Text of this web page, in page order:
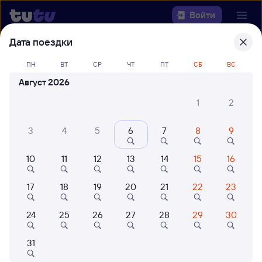
Войти
билеты Китаб — Ташкент Пасс
Центр.
42 млн путешествуют с
Откуда
Когда
Кто едет
Дата поездки
ПН ВТ СР ЧТ ПТ СБ ВС
Август 2026
1
2
3 4 5 6 7 8 9
10 11 12 13 14 15 16
17 18 19 20 21 22 23
24 25 26 27 28 29 30
31